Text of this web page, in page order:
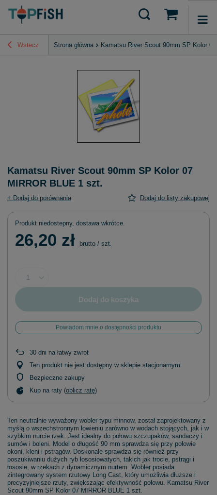
Wstecz Strona główna Kamatsu River Scout 90mm SP Kolor
Kamatsu River Scout 90mm SP Kolor 07
MIRROR BLUE 1 szt.
+ Dodaj do porównania Dodaj do listy zakupowej
Produkt niedostepny, dostawa wkrótce
26,20 zł brutto / szt.
Dodaj do koszyka
Powiadom mnie o dostępności produktu
30 dni na łatwy zwrot
Ten produkt nie jest dostępny w sklepie stacjonarnym
Bezpieczne zakupy
Kup na raty (oblicz ratę)
Ten neutralnie wyważony wobler typu minnow, został zaprojektowany z
myślą o wszechstronnym łowieniu zarówno w wodach stojących, jak i w
szybkim nurcie rzek. Jest idealny do połowu szczupaków, sandaczy i
sumów i boleni. Model o długość 90 mm sprawdza się przy połowie
okoni, kleni i pstrągów. Doskonale sprawdza się również przy
poszukiwaniu dużych ryb łososiowatych, takich jak trocie, pstrągi i
łososie, w rzekach z dynamicznym nurtem. Wobler posiada
zintegrowany system rzutowy Long Cast, który umożliwia dłuższe i
precyzyjniejsze rzuty, zwiększając efektywność połowu. Kamatsu River
Scout 90mm SP Kolor 07 MIRROR BLUE 1 szt.